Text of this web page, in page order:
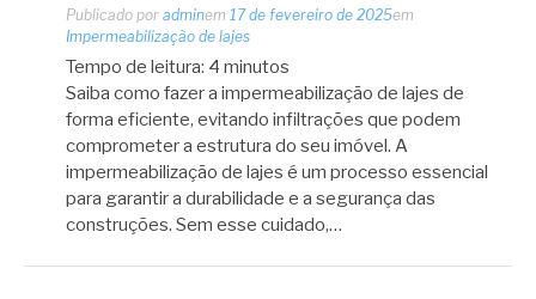
Publicado por adminem 17 de fevereiro de 2025em
Impermeabilização de lajes
Tempo de leitura: 4 minutos
Saiba como fazer a impermeabilização de lajes de
forma eficiente, evitando infiltrações que podem
comprometer a estrutura do seu imóvel. A
impermeabilização de lajes é um processo essencial
para garantir a durabilidade e a segurança das
construções. Sem esse cuidado,…